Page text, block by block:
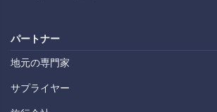
パートナー
地元の専門家
サプライヤー